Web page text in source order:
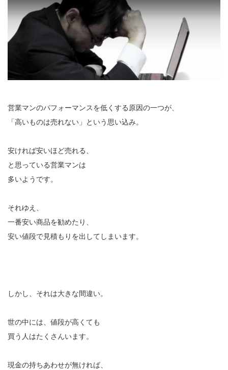
営業マンのパフォーマンスを低くする原因の一つが、
「高いものは売れない」という思い込み。
安ければ安いほど売れる、
と思っている営業マンは
多いようです。
それゆえ、
一番安い商品を勧めたり、
安い値段で見積もりを出してしまいます。
しかし、それは大きな間違い。
世の中には、値段が高くても
買う人はたくさんいます。
現金の持ちあわせが無ければ、